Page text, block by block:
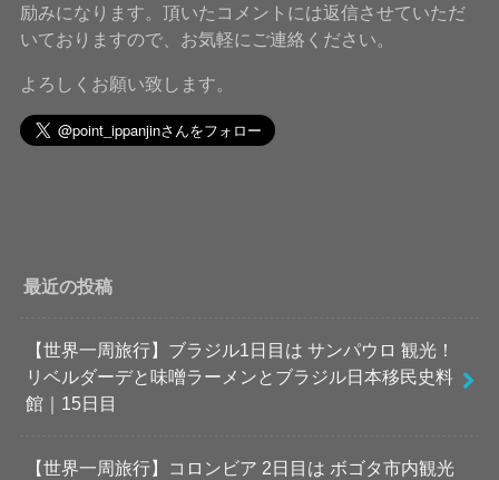
励みになります。頂いたコメントには返信させていただ
いておりますので、お気軽にご連絡ください。
よろしくお願い致します。
最近の投稿
【世界一周旅行】ブラジル1日目は サンパウロ 観光！
リベルダーデと味噌ラーメンとブラジル日本移民史料
館｜15日目
【世界一周旅行】コロンビア 2日目は ボゴタ市内観光